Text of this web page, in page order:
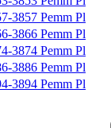
3857 Pemm Pl
3866 Pemm Pl
3874 Pemm Pl
3886 Pemm Pl
3894 Pemm Pl